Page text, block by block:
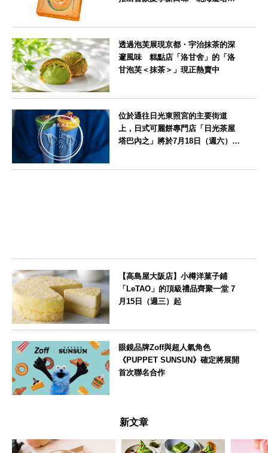
透過泡芙展現京都・宇治抹茶的深
邃風味 糕點店「洛甘舍」的「洛
甘泡芙＜抹茶＞」現正熱賣中
位於通往日光東照宮的主要街道
上，日式可麗餅專門店「日光茶屋
塔巴內之」將於7月18日（週六）開
【高島屋大阪店】小樽洋菓子鋪
「LeTAO」的頂級禮品齊聚一堂 7
月15日（週三）起
眼鏡品牌Zoff與超人氣角色
《PUPPET SUNSUN》確定將展開
首次聯名合作
新文章